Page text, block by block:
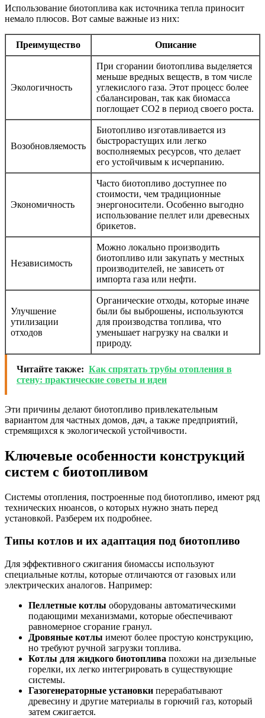
Использование биотоплива как источника тепла приносит
немало плюсов. Вот самые важные из них:
Преимущество Описание
Экологичность
При сгорании биотоплива выделяется
меньше вредных веществ, в том числе
углекислого газа. Этот процесс более
сбалансирован, так как биомасса
поглощает СО2 в период своего роста.
Возобновляемость
Биотопливо изготавливается из
быстрорастущих или легко
восполняемых ресурсов, что делает
его устойчивым к исчерпанию.
Экономичность
Часто биотопливо доступнее по
стоимости, чем традиционные
энергоносители. Особенно выгодно
использование пеллет или древесных
брикетов.
Независимость
Можно локально производить
биотопливо или закупать у местных
производителей, не зависеть от
импорта газа или нефти.
Улучшение
утилизации
отходов
Органические отходы, которые иначе
были бы выброшены, используются
для производства топлива, что
уменьшает нагрузку на свалки и
природу.
Читайте также: Как спрятать трубы отопления в
стену: практические советы и идеи
Эти причины делают биотопливо привлекательным
вариантом для частных домов, дач, а также предприятий,
стремящихся к экологической устойчивости.
Ключевые особенности конструкций
систем с биотопливом
Системы отопления, построенные под биотопливо, имеют ряд
технических нюансов, о которых нужно знать перед
установкой. Разберем их подробнее.
Типы котлов и их адаптация под биотопливо
Для эффективного сжигания биомассы используют
специальные котлы, которые отличаются от газовых или
электрических аналогов. Например:
Пеллетные котлы оборудованы автоматическими
подающими механизмами, которые обеспечивают
равномерное сгорание гранул.
Дровяные котлы имеют более простую конструкцию,
но требуют ручной загрузки топлива.
Котлы для жидкого биотоплива похожи на дизельные
горелки, их легко интегрировать в существующие
системы.
Газогенераторные установки перерабатывают
древесину и другие материалы в горючий газ, который
затем сжигается.